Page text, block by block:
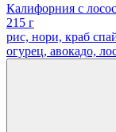
Калифорния с
215 г
рис, нори, краб
огурец, авокадо,